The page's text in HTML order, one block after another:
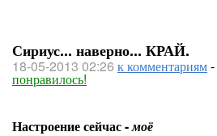
Сириус... наверно... КРАЙ.
18-05-2013 02:26 к комментариям-
понравилось!
Настроение сейчас -моё